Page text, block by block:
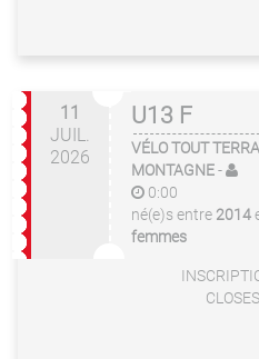
11
JUIL.
2026
U13 F
VÉLO TOUT
MONTAGNE-
0:00
né(e)s entre 2014
femmes
CLOSES